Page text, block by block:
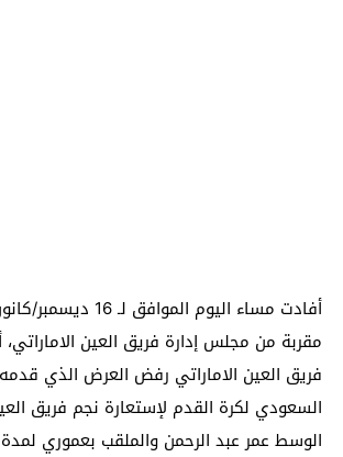
أفادت مساء اليوم
مقربة من مجلس إدارة فريق العين
فريق العين الاماراتي رفض العرض الذي
السعودي لكرة القدم لإستعارة نجم فريق
الوسط عمر عبد الرحمن والملقب بعموري